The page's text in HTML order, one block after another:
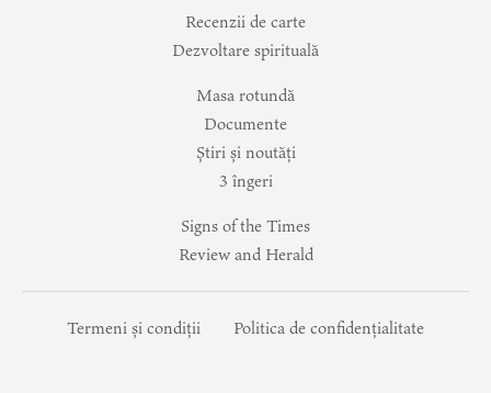
Recenzii de carte
Dezvoltare spirituală
Masa rotundă
Documente
Știri și noutăți
3 îngeri
Signs of the Times
Review and Herald
Termeni și condiții Politica de confidențialitate